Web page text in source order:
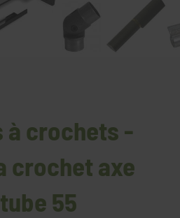
à crochets -
crochet axe
55